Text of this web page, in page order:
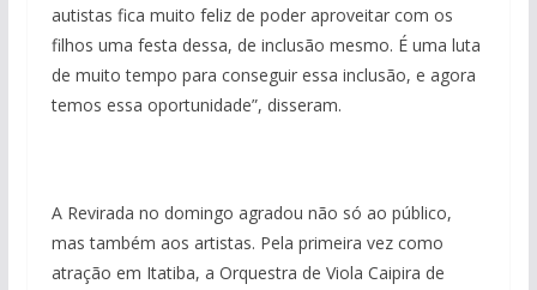
autistas fica muito feliz de poder aproveitar com os
filhos uma festa dessa, de inclusão mesmo. É uma luta
de muito tempo para conseguir essa inclusão, e agora
temos essa oportunidade”, disseram.
A Revirada no domingo agradou não só ao público,
mas também aos artistas. Pela primeira vez como
atração em Itatiba, a Orquestra de Viola Caipira de